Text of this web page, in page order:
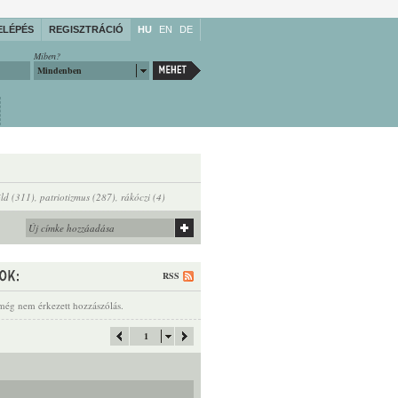
REGISZTRÁCIÓ HU EN DE
Miben?
Mindenben
(311), patriotizmus (287), rákóczi (4)
RSS
nem érkezett hozzászólás.
1